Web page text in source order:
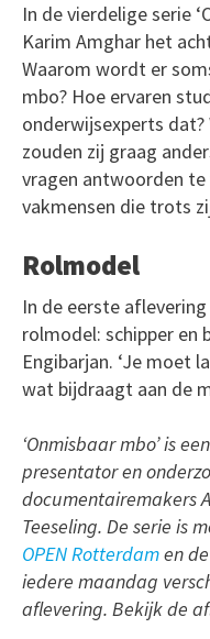
In de vierdelige serie
Karim Amghar het
Waarom wordt er
mbo? Hoe ervaren
onderwijsexperts
zouden zij graag
vragen antwoorden te
vakmensen die trots
Rolmodel
In de eerste
rolmodel: schipper en
Engibarjan. ‘Je moet
wat bijdraagt aan de
‘Onmisbaar mbo’ is
presentator en
documentairemakers
Teeseling. De serie is
OPEN Rotterdamen
iedere maandag
aflevering. Bekijk de